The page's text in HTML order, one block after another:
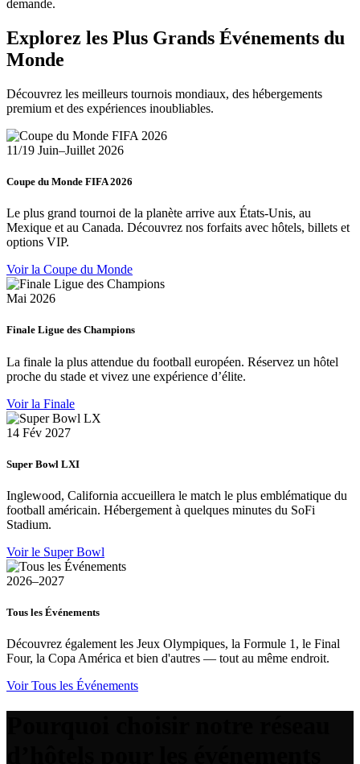
demande.
Explorez les Plus Grands Événements du
Monde
Découvrez les meilleurs tournois mondiaux, des hébergements
premium et des expériences inoubliables.
11/19 Juin–Juillet 2026
Coupe du Monde FIFA 2026
Le plus grand tournoi de la planète arrive aux États-Unis, au
Mexique et au Canada. Découvrez nos forfaits avec hôtels, billets et
options VIP.
Voir la Coupe du Monde
Mai 2026
Finale Ligue des Champions
La finale la plus attendue du football européen. Réservez un hôtel
proche du stade et vivez une expérience d’élite.
Voir la Finale
14 Fév 2027
Super Bowl LXI
Inglewood, California accueillera le match le plus emblématique du
football américain. Hébergement à quelques minutes du SoFi
Stadium.
Voir le Super Bowl
2026–2027
Tous les Événements
Découvrez également les Jeux Olympiques, la Formule 1, le Final
Four, la Copa América et bien d'autres — tout au même endroit.
Voir Tous les Événements